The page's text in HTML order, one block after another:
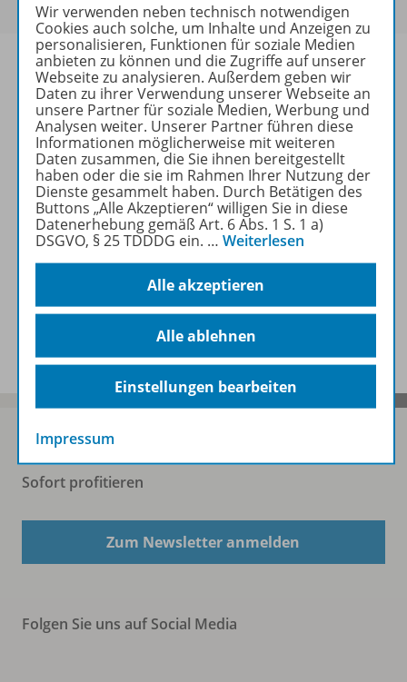
Informationen
Beschreibung
Weitere Inhalte der Ausgabe
Sofort profitieren
Zum Newsletter anmelden
Folgen Sie uns auf Social Media
Wir verwenden neben technisch notwendigen
Cookies auch solche, um Inhalte und Anzeigen zu
personalisieren, Funktionen für soziale Medien
anbieten zu können und die Zugriffe auf unserer
Webseite zu analysieren. Außerdem geben wir
Daten zu ihrer Verwendung unserer Webseite an
unsere Partner für soziale Medien, Werbung und
Analysen weiter. Unserer Partner führen diese
Informationen möglicherweise mit weiteren
Daten zusammen, die Sie ihnen bereitgestellt
haben oder die sie im Rahmen Ihrer Nutzung der
Dienste gesammelt haben. Durch Betätigen des
Buttons „Alle Akzeptieren“ willigen Sie in diese
Datenerhebung gemäß Art. 6 Abs. 1 S. 1 a)
DSGVO, § 25 TDDDG ein. … Weiterlesen
Alle akzeptieren
Alle ablehnen
Einstellungen bearbeiten
Impressum